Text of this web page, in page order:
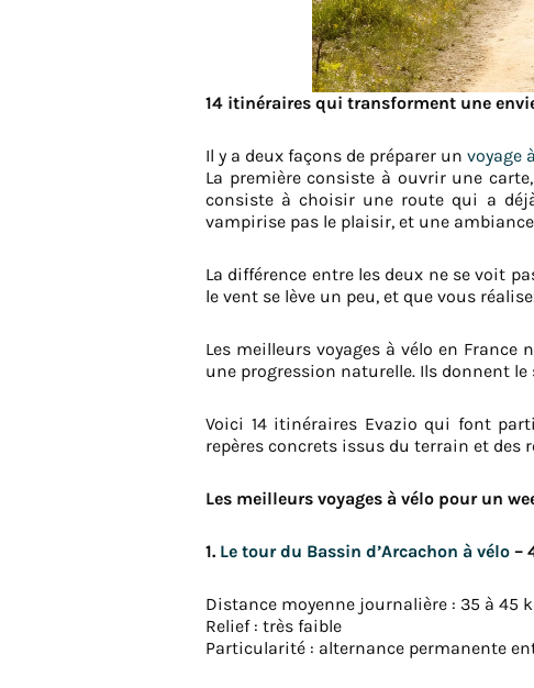
14 itinéraires qui transforment une
Il y a deux façons de préparer un voyage
La première consiste à ouvrir une
consiste à choisir une route qui a
vampirise pas le plaisir, et une
La différence entre les deux ne se voit
le vent se lève un peu, et que vous
Les meilleurs voyages à vélo en
une progression naturelle. Ils donnent
Voici 14 itinéraires Evazio qui font
repères concrets issus du terrain et des
Les meilleurs voyages à vélo pour un
1. Le tour du Bassin d’Arcachon à vélo –
Distance moyenne journalière : 35 à 45
Relief : très faible
Particularité : alternance permanente